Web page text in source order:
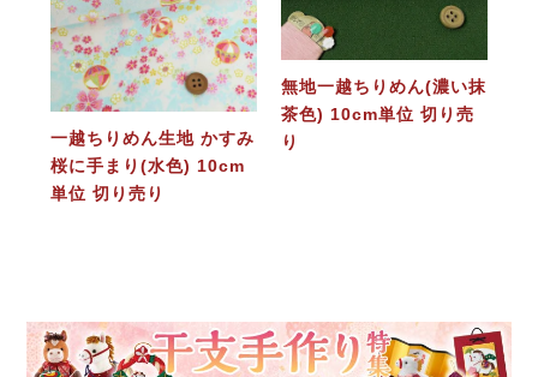
一越ちりめん生地 かすみ
桜に手まり(水色) 10cm
単位 切り売り
無地一越ちりめん(濃い抹
茶色) 10cm単位 切り売
り